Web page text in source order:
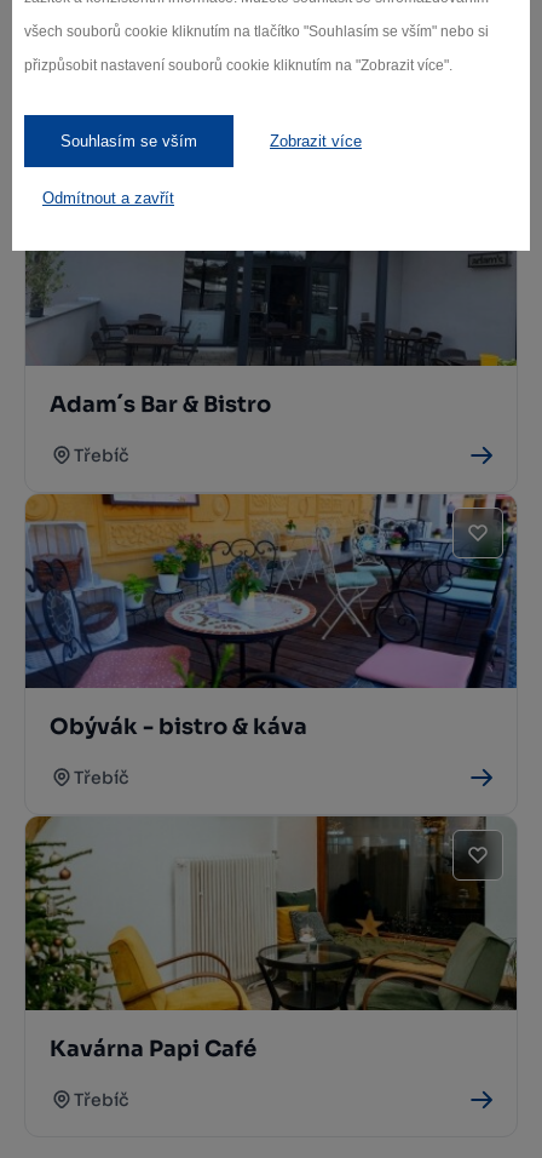
všech souborů cookie kliknutím na tlačítko "Souhlasím se vším" nebo si
přizpůsobit nastavení souborů cookie kliknutím na "Zobrazit více".
Souhlasím se vším Zobrazit více
Odmítnout a zavřít
Třebíč
Adam´s Bar & Bistro
Třebíč
Obývák - bistro & káva
Třebíč
Kavárna Papi Café
Třebíč